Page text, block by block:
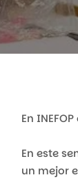
En
En este
un mejor